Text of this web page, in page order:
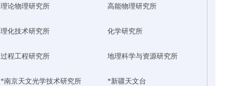
理论物理研究所 高能物理研究所
理化技术研究所 化学研究所
过程工程研究所 地理科学与资源研究所
*南京天文光学技术研究所 *新疆天文台